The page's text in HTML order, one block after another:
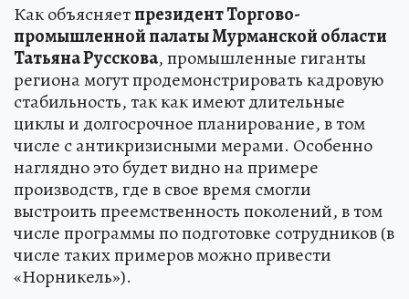
Как объясняетпрезидент Торгово-
промышленной палаты Мурманской области
Татьяна Русскова, промышленные гиганты
региона могут продемонстрировать кадровую
стабильность, так как имеют длительные
циклы и долгосрочное планирование, в том
числе с антикризисными мерами. Особенно
наглядно это будет видно на примере
производств, где в свое время смогли
выстроить преемственность поколений, в том
числе программы по подготовке сотрудников (в
числе таких примеров можно привести
«Норникель»).